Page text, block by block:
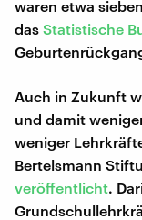
waren etwa
das Statistische
Auch in Zukunft
und damit
weniger
Bertelsmann
veröffentlicht.